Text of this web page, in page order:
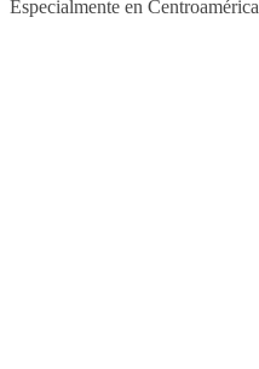
Especialmente en Centroamérica